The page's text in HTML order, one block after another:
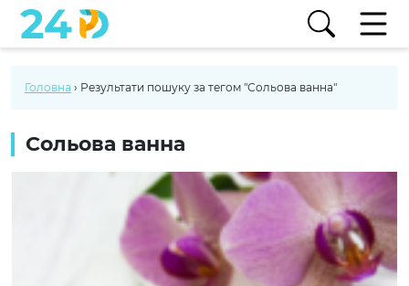
Головна › Результати пошуку за тегом "Сольова ванна"
Сольова ванна